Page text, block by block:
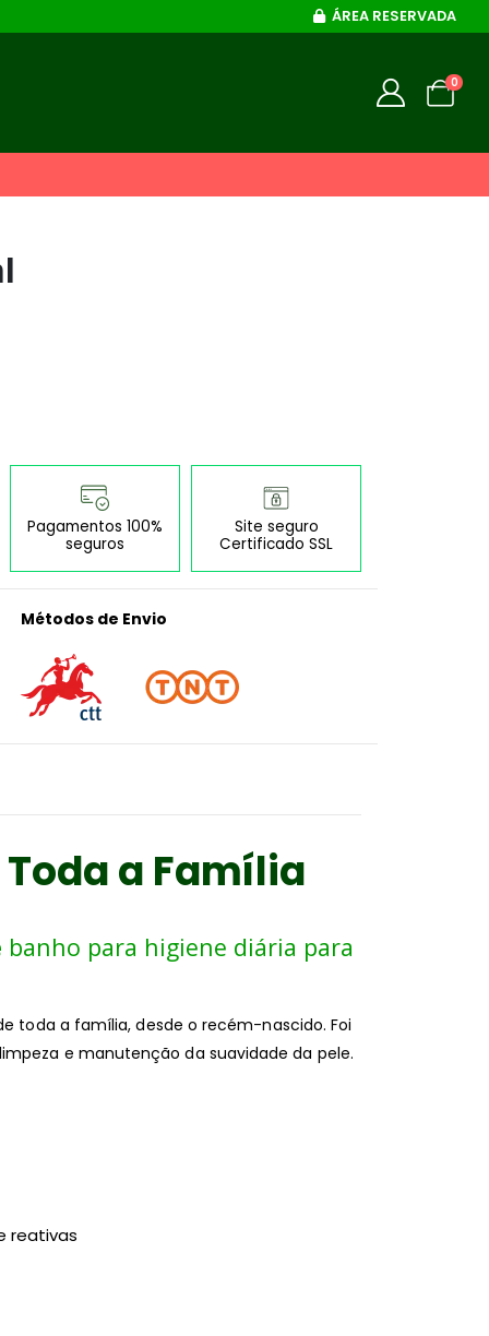
ÁREA RESERVADA
0
Pagamentos 100%
seguros
Site seguro
Certificado SSL
Métodos de Envio
Toda a Família
banho para higiene diária para
toda a família, desde o recém-nascido. Foi
e manutenção da suavidade da pele.
reativas